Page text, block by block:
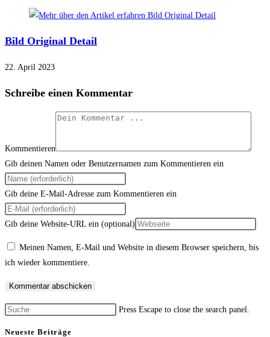
Bild Original Detail
22. April 2023
Schreibe einen Kommentar
Kommentieren
Gib deinen Namen oder Benutzernamen zum Kommentieren ein
Gib deine E-Mail-Adresse zum Kommentieren ein
Gib deine Website-URL ein (optional)
Meinen Namen, E-Mail und Website in diesem Browser speichern, bis
ich wieder kommentiere.
Press Escape to close the search panel.
Neueste Beiträge